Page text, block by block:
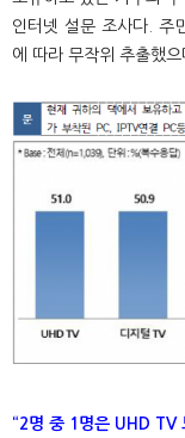
인터넷 설문 조사다. 주
에 따라 무작위 추출했
“2명 중 1명은 UHD TV